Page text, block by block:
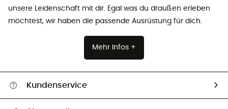
unsere Leidenschaft mit dir. Egal was du draußen erleben
möchtest, wir haben die passende Ausrüstung für dich.
Mehr Infos +
Kundenservice